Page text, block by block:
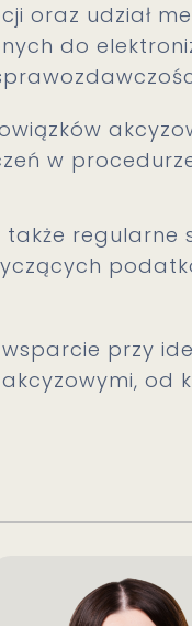
oraz udział
do
w
regularne
wsparcie przy
od